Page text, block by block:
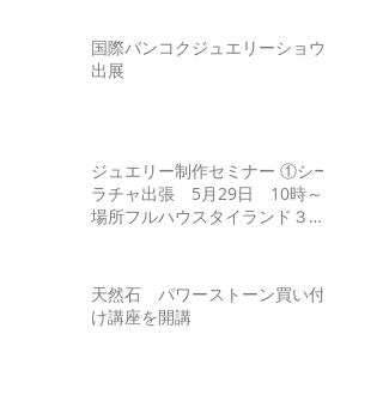
国際バンコクジュエリーショウ
出展
ジュエリー制作セミナー ①シー
ラチャ出張 5月29日 10時～
場所フルハウスタイランド３
タクシン 6月
天然石 パワーストーン買い付
け講座を開講